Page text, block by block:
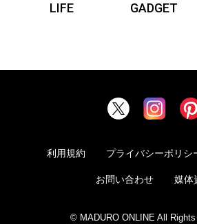
LIFE GADGET
利用規約 プライバシーポリシ
お問い合わせ 媒体
© MADURO ONLINE All